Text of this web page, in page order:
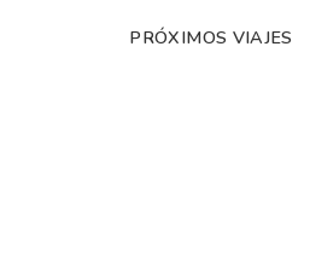
PRÓXIMOS VIAJES